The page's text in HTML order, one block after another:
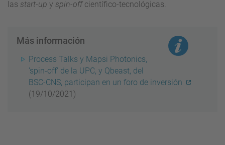
las start-up y spin-offcientífico-tecnológicas.
Más información
Process Talks y Mapsi Photonics,
'spin-off' de la UPC, y Qbeast, del
BSC-CNS, participan en un foro de inversión
(19/10/2021)